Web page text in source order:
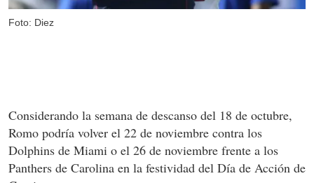
Foto: Diez
Considerando la semana de descanso del 18 de octubre,
Romo podría volver el 22 de noviembre contra los
Dolphins de Miami o el 26 de noviembre frente a los
Panthers de Carolina en la festividad del Día de Acción de